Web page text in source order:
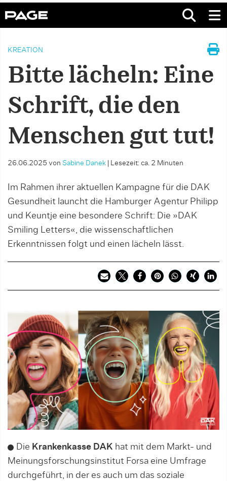
KREATION
Bitte lächeln: Eine
Schrift, die den
Menschen gut tut!
26.06.2025 von Sabine Danek Lesezeit: ca. 2 Minuten
Im Rahmen ihrer aktuellen Kampagne für die DAK
Gesundheit launcht die Hamburger Agentur Philipp
und Keuntje eine besondere Schrift: Die »DAK
Smiling Letters«, die wissenschaftlichen
Erkenntnissen folgt und einen lächeln lässt.
Die Krankenkasse DAK hat mit dem Markt- und
Meinungsforschungsinstitut Forsa eine Umfrage
durchgeführt, in der es auch um das soziale